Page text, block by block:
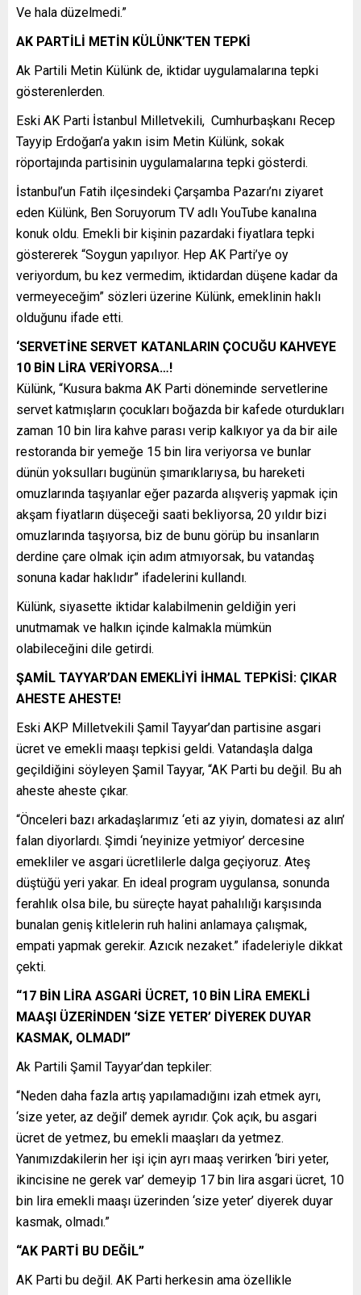
Ve hala düzelmedi.”
AK PARTİLİ METİN KÜLÜNK’TEN TEPKİ
Ak Partili Metin Külünk de, iktidar uygulamalarına tepki
gösterenlerden.
Eski AK Parti İstanbul Milletvekili, Cumhurbaşkanı Recep
Tayyip Erdoğan’a yakın isim Metin Külünk, sokak
röportajında partisinin uygulamalarına tepki gösterdi.
İstanbul’un Fatih ilçesindeki Çarşamba Pazarı’nı ziyaret
eden Külünk, Ben Soruyorum TV adlı YouTube kanalına
konuk oldu. Emekli bir kişinin pazardaki fiyatlara tepki
göstererek “Soygun yapılıyor. Hep AK Parti’ye oy
veriyordum, bu kez vermedim, iktidardan düşene kadar da
vermeyeceğim” sözleri üzerine Külünk, emeklinin haklı
olduğunu ifade etti.
‘SERVETİNE SERVET KATANLARIN ÇOCUĞU KAHVEYE
10 BİN LİRA VERİYORSA…!
Külünk, “Kusura bakma AK Parti döneminde servetlerine
servet katmışların çocukları boğazda bir kafede oturdukları
zaman 10 bin lira kahve parası verip kalkıyor ya da bir aile
restoranda bir yemeğe 15 bin lira veriyorsa ve bunlar
dünün yoksulları bugünün şımarıklarıysa, bu hareketi
omuzlarında taşıyanlar eğer pazarda alışveriş yapmak için
akşam fiyatların düşeceği saati bekliyorsa, 20 yıldır bizi
omuzlarında taşıyorsa, biz de bunu görüp bu insanların
derdine çare olmak için adım atmıyorsak, bu vatandaş
sonuna kadar haklıdır” ifadelerini kullandı.
Külünk, siyasette iktidar kalabilmenin geldiğin yeri
unutmamak ve halkın içinde kalmakla mümkün
olabileceğini dile getirdi.
ŞAMİL TAYYAR’DAN EMEKLİYİ İHMAL TEPKİSİ: ÇIKAR
AHESTE AHESTE!
Eski AKP Milletvekili Şamil Tayyar’dan partisine asgari
ücret ve emekli maaşı tepkisi geldi. Vatandaşla dalga
geçildiğini söyleyen Şamil Tayyar, “AK Parti bu değil. Bu ah
aheste aheste çıkar.
“Önceleri bazı arkadaşlarımız ‘eti az yiyin, domatesi az alın’
falan diyorlardı. Şimdi ‘neyinize yetmiyor’ dercesine
emekliler ve asgari ücretlilerle dalga geçiyoruz. Ateş
düştüğü yeri yakar. En ideal program uygulansa, sonunda
ferahlık olsa bile, bu süreçte hayat pahalılığı karşısında
bunalan geniş kitlelerin ruh halini anlamaya çalışmak,
empati yapmak gerekir. Azıcık nezaket.” ifadeleriyle dikkat
çekti.
“17 BİN LİRA ASGARİ ÜCRET, 10 BİN LİRA EMEKLİ
MAAŞI ÜZERİNDEN ‘SİZE YETER’ DİYEREK DUYAR
KASMAK, OLMADI”
Ak Partili Şamil Tayyar’dan tepkiler:
“Neden daha fazla artış yapılamadığını izah etmek ayrı,
‘size yeter, az değil’ demek ayrıdır. Çok açık, bu asgari
ücret de yetmez, bu emekli maaşları da yetmez.
Yanımızdakilerin her işi için ayrı maaş verirken ‘biri yeter,
ikincisine ne gerek var’ demeyip 17 bin lira asgari ücret, 10
bin lira emekli maaşı üzerinden ‘size yeter’ diyerek duyar
kasmak, olmadı.”
“AK PARTİ BU DEĞİL”
AK Parti bu değil. AK Parti herkesin ama özellikle